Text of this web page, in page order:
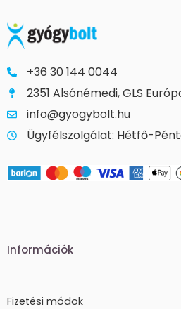
+36 30 144 0044
2351 Alsónémedi, GLS
info@gyogybolt.hu
Ügyfélszolgálat: Hétfő-
Információk
Fizetési módok